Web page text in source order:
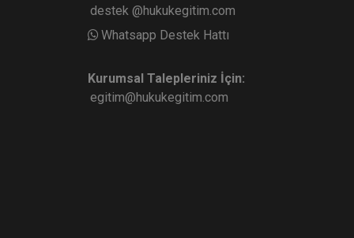
destek @hukukegitim.com
Whatsapp Destek Hattı
Kurumsal Talepleriniz İçin:
egitim@hukukegitim.com